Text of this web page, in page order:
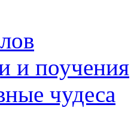
и поучения
чудеса